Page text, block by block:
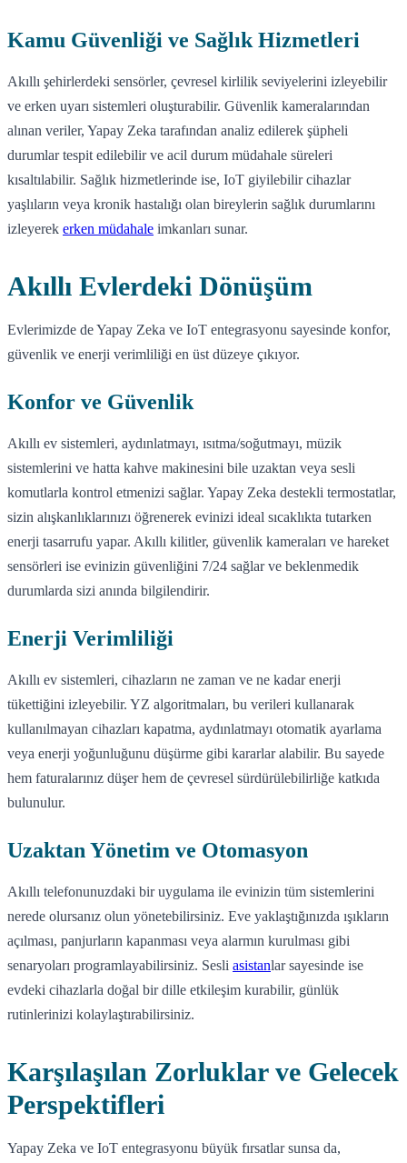
Kamu Güvenliği ve Sağlık Hizmetleri
Akıllı şehirlerdeki sensörler, çevresel kirlilik seviyelerini izleyebilir
ve erken uyarı sistemleri oluşturabilir. Güvenlik kameralarından
alınan veriler, Yapay Zeka tarafından analiz edilerek şüpheli
durumlar tespit edilebilir ve acil durum müdahale süreleri
kısaltılabilir. Sağlık hizmetlerinde ise, IoT giyilebilir cihazlar
yaşlıların veya kronik hastalığı olan bireylerin sağlık durumlarını
izleyerek erken müdahale imkanları sunar.
Akıllı Evlerdeki Dönüşüm
Evlerimizde de Yapay Zeka ve IoT entegrasyonu sayesinde konfor,
güvenlik ve enerji verimliliği en üst düzeye çıkıyor.
Konfor ve Güvenlik
Akıllı ev sistemleri, aydınlatmayı, ısıtma/soğutmayı, müzik
sistemlerini ve hatta kahve makinesini bile uzaktan veya sesli
komutlarla kontrol etmenizi sağlar. Yapay Zeka destekli termostatlar,
sizin alışkanlıklarınızı öğrenerek evinizi ideal sıcaklıkta tutarken
enerji tasarrufu yapar. Akıllı kilitler, güvenlik kameraları ve hareket
sensörleri ise evinizin güvenliğini 7/24 sağlar ve beklenmedik
durumlarda sizi anında bilgilendirir.
Enerji Verimliliği
Akıllı ev sistemleri, cihazların ne zaman ve ne kadar enerji
tükettiğini izleyebilir. YZ algoritmaları, bu verileri kullanarak
kullanılmayan cihazları kapatma, aydınlatmayı otomatik ayarlama
veya enerji yoğunluğunu düşürme gibi kararlar alabilir. Bu sayede
hem faturalarınız düşer hem de çevresel sürdürülebilirliğe katkıda
bulunulur.
Uzaktan Yönetim ve Otomasyon
Akıllı telefonunuzdaki bir uygulama ile evinizin tüm sistemlerini
nerede olursanız olun yönetebilirsiniz. Eve yaklaştığınızda ışıkların
açılması, panjurların kapanması veya alarmın kurulması gibi
senaryoları programlayabilirsiniz. Sesli asistanlar sayesinde ise
evdeki cihazlarla doğal bir dille etkileşim kurabilir, günlük
rutinlerinizi kolaylaştırabilirsiniz.
Karşılaşılan Zorluklar ve Gelecek
Perspektifleri
Yapay Zeka ve IoT entegrasyonu büyük fırsatlar sunsa da,